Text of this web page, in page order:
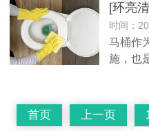
[环亮
时间：
马桶作
施，也
首页 上一页